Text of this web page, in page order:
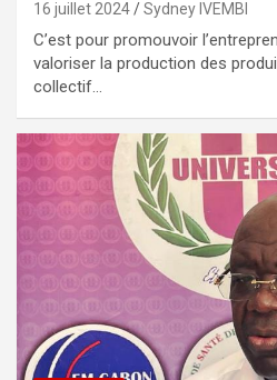
16 juillet 2024 Sydney IVEMBI
C’est pour promouvoir
valoriser la production des
collectif…